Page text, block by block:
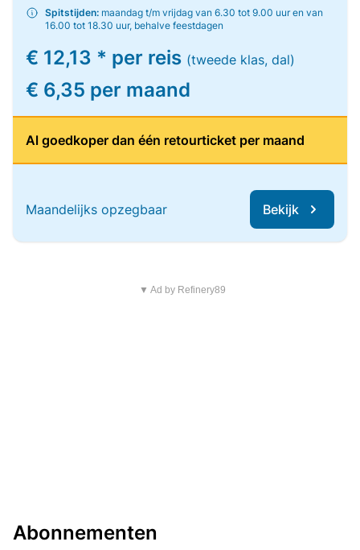
Spitstijden: maandag t/m vrijdag van 6.30 tot 9.00 uur en van
16.00 tot 18.30 uur, behalve feestdagen
€ 12,13 * per reis (tweede klas, dal)
€ 6,35 per maand
Al goedkoper dan één retourticket per maand
Maandelijks opzegbaar Bekijk
▼ Ad by Refinery89
Abonnementen